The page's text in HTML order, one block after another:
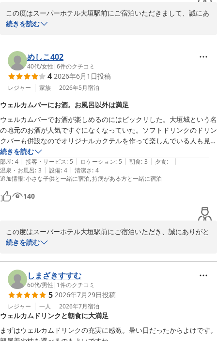
した和洋バイキングをご用意しておりますので、次回もぜひ朝のひ
とときをゆっくりお楽しみいただけますと幸いです。
を付けてお過ごしくださいませ。
次回もまたお会いできる日をスタッフ一同心よりお待ちしておりま
す。
スーパーホテル大垣駅前
スーパーホテル大垣駅前
2026-07-24
この度はスーパーホテル大垣駅前にご宿泊いただきまして、誠にあ
りがとうございます。
お部屋について「とても綺麗」とのお言葉をいただき、清掃スタッ
フ一同大変嬉しく、今後の励みとなります。
また、朝食についても「品数がたくさんで、とても良い」とご満足
いただけたご様子を拝見し、大変光栄に感じております。
当館自慢の健康和洋バイキングでは、オーガニックサラダなど栄養
るよう心掛けております。
このように温かいご感想をお寄せくださり、心より感謝申し上げま
す。
快適さと美味しい朝食で旅のお手伝いができておりましたら幸いで
ございます。
ぜひ次回もごゆっくりお寛ぎにお越しくださいませ。
夏本番を迎え暑さが増してまいりますので、どうぞ体調にはお気を
次回もキョウリツ様のお越しをスタッフ一同心よりお待ちしており
ます。
支配人
スーパーホテル大垣駅前
2026-07-09
続きを読む
めしこ402
40代/女性 |6件のクチコミ
4 2026年6月1日投稿
レジャー 家族 2026年5月宿泊
ウェルカムバーにお酒。お風呂以外は満足
ウェルカムバーでお酒が楽しめるのにはビックリした。大垣城という名
の地元のお酒が人気ですぐになくなっていた。ソフトドリンクのドリン
クバーも併設なのでオリジナルカクテルを作って楽しんでいる人も見か
けた。チェックイン時に数種類から枕が選べる。アメニティコーナーに
は入浴剤や変わったフェイスパックがあり選ぶのが楽しかった。ただ、
お風呂はトイレと同空間の狭めのユニットバスでくつろげない。
続きを読む
部屋: 4 | 接客・サービス: 5 | ロケーション: 5 | 朝食: 3 | 夕食: - |
温泉・お風呂: 3 | 設備: 4 | 清潔さ: 4
追加情報:小さな子供と一緒に宿泊 持病がある方と一緒に宿泊
140
この度はスーパーホテル大垣駅前にご宿泊いただき、誠にありがと
うございます。
当館は限られたスペースを活かすため、コンパクトなユニットバス
を設置しておりますが、より快適にご滞在いただけるよう今後のサ
ービス改善に検討させていただきます。
一方で、ウェルカムバーやアメニティ、枕のセレクトコーナーなど
について嬉しいお言葉をいただき、心より感謝申し上げます。
ウェルカムバーでは、地元大垣のお酒をはじめ様々なリキュールや
ソフトドリンクをご用意しており、多くのお客様に好評いただいて
おります。
続きを読む
しまざきすすむ
60代/男性 | 1件のクチコミ
5 2026年7月29日投稿
レジャー 一人 2026年7月宿泊
ウェルカムドリンクと朝食に大満足
まずはウェルカムドリンクの充実に感激。暑い日だったからよけです。